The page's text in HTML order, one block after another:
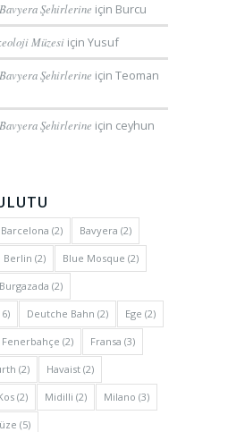
Şehirlerine için Burcu
Müzesi içinYusuf
Şehirlerine içinTeoman
Şehirlerine için ceyhun
Barcelona (2) Bavyera (2)
Berlin (2) Blue Mosque (2)
Burgazada (2)
Deutche Bahn (2) Ege (2)
Fenerbahçe (2) Fransa (3)
(2) Havaist (2)
(2) Midilli (2) Milano (3)
(5)